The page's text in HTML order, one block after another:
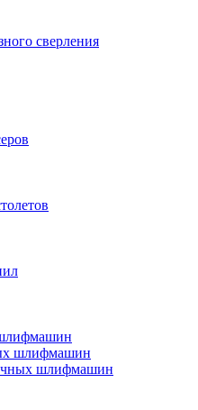
сверления
шлифмашин
шлифмашин